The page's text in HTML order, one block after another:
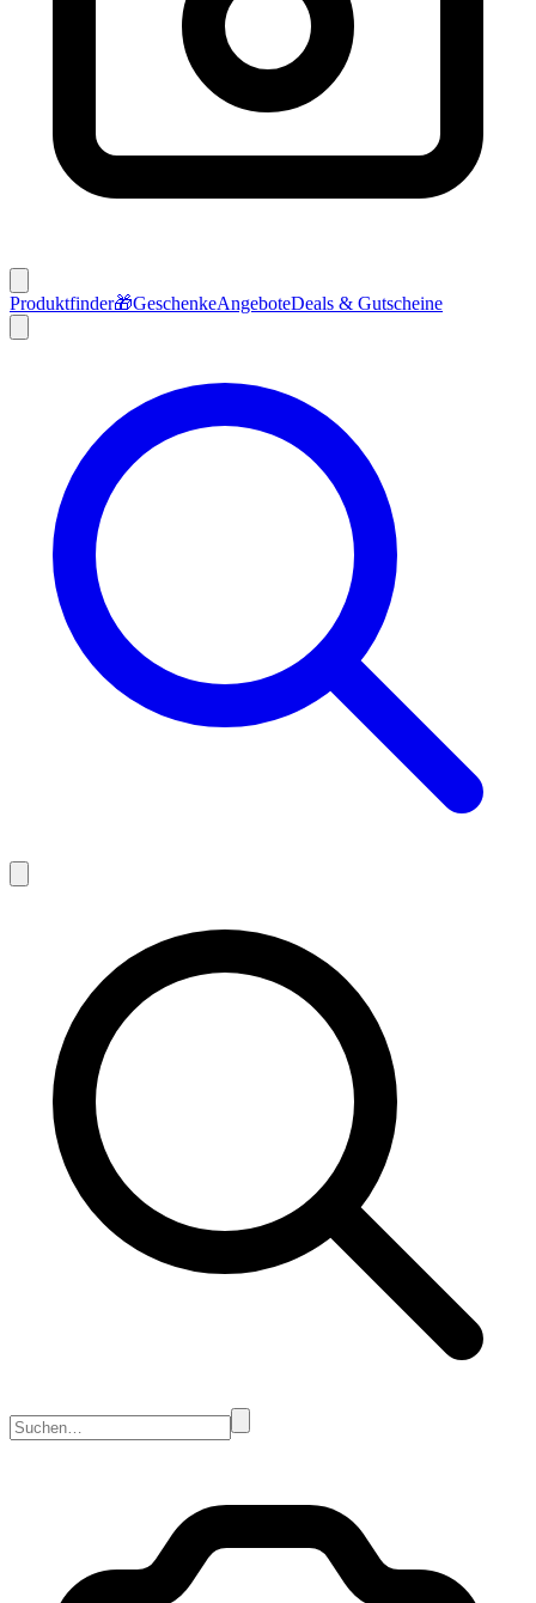
Produktfinder🎁GeschenkeAngeboteDeals & Gutscheine